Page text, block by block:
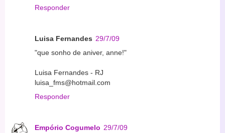
Responder
Luisa Fernandes 29/7/09
"que sonho de aniver, anne!"
Luisa Fernandes - RJ
luisa_fms@hotmail.com
Responder
Empório Cogumelo 29/7/09